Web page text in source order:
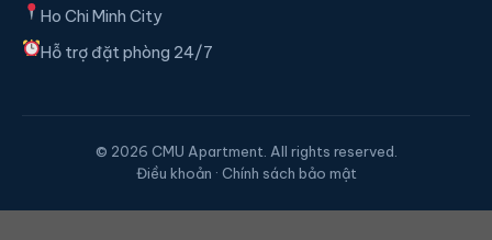
Ho Chi Minh City
Hỗ trợ đặt phòng 24/7
© 2026 CMU Apartment. All rights reserved.
Điều khoản · Chính sách bảo mật